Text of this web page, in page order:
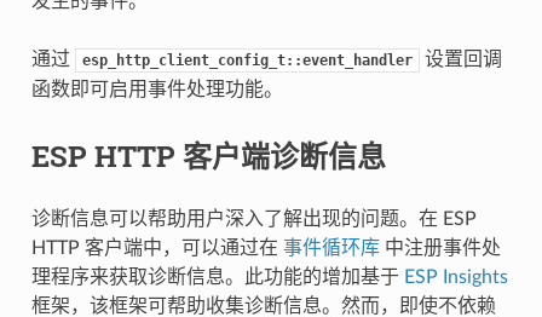
通过 esp_http_client_config_t::event_handler
设置回调
函数即可启用事件处理功能。
ESP HTTP 客户端诊断信息
诊断信息可以帮助用户深入了解出现的问题。在 ESP
HTTP 客户端中，可以通过在 事件循环库中注册事件处
理程序来获取诊断信息。此功能的增加基于 ESP Insights
框架，该框架可帮助收集诊断信息。然而，即使不依赖